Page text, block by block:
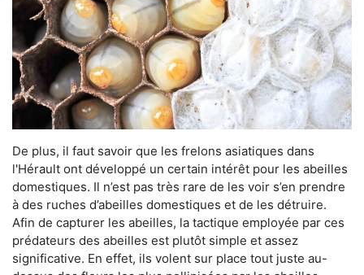
De plus, il faut savoir que les frelons asiatiques dans
l'Hérault ont développé un certain intérêt pour les abeilles
domestiques. Il n’est pas très rare de les voir s’en prendre
à des ruches d’abeilles domestiques et de les détruire.
Afin de capturer les abeilles, la tactique employée par ces
prédateurs des abeilles est plutôt simple et assez
significative. En effet, ils volent sur place tout juste au-